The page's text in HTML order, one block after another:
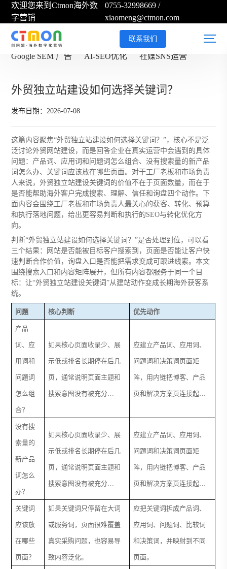
欢迎您来到Ctmon海外数
字营销
0755-32998669/
xiaomeng@ctmon.com
联系我们
Google SEO 优化
Google SEM 广告 AI-SEO优化 社媒SNS运营
外贸独立站建设如何选择关键词？
发布日期：2026-07-08
这篇内容聚焦“外贸独立站建设如何选择关键词？”，核心不是泛
泛讨论外贸网站建设，而是回答企业在真实运营中会遇到的具体
问题：产品词、应用词和问题词怎么组合、没有搜索量的新产品
词怎么办、关键词应该放在哪些页面。对于工厂老板和市场负责
人来说，外贸独立站建设关键词的价值不在于页面数量，而在于
是否能帮助海外客户完成搜索、理解、信任和询盘四个动作。下
面内容会围绕工厂老板和市场负责人最关心的获客、转化、预算
和执行落地问题，给出更容易判断和执行的SEO与转化优化方
向。
判断“外贸独立站建设如何选择关键词？”是否处理到位，可以看
三个结果：网站是否能被目标客户搜索到，页面是否能让客户快
速判断合作价值，询盘入口是否能把需求变成可跟进线索。本文
围绕搜索入口和内容矩阵展开，但所有内容都服务于同一个目
标：让“外贸独立站建设关键词”从建站动作变成长期海外获客系
统。
问题 核心判断 优先动作
产品
词、应
用词和
问题词
怎么组
合？
如果核心页面收录少、展
示低或排名长期停在后几
页，通常说明页面主题和
搜索意图没有被充分…
应建立产品词、应用词、
问题词和决策词页面矩
阵，用内链把博客、产品
页和解决方案页连接起…
没有搜
索量的
新产品
词怎么
办？
如果核心页面收录少、展
示低或排名长期停在后几
页，通常说明页面主题和
搜索意图没有被充分…
应建立产品词、应用词、
问题词和决策词页面矩
阵，用内链把博客、产品
页和解决方案页连接起…
关键词
应该放
在哪些
页面？
如果关键词只停留在大词
或服务词，页面很难覆盖
真实采购问题，也容易导
致内容泛化。
应把关键词拆成产品词、
应用词、问题词、比较词
和决策词，并映射到不同
页面。